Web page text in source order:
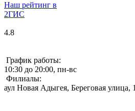
Наш рейтинг в
2ГИС
4.8
График работы:
10:30 до 20:00, пн-вс
Филиалы:
аул Новая Адыгея, Береговая улица,